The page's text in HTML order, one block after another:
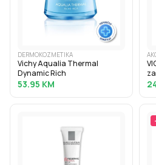
DERMOKOZMETIKA
Vichy Aqualia Thermal
Dynamic Rich
53.95 KM
-